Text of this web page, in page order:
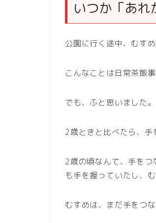
いつか「あれ
公園に行く途中、むす
こんなことは日常茶飯事
でも、ふと思いました。
2歳ときと比べたら、手
2歳の頃なんて、手を
も手を握っていたし、
むすめは、まだ手をつ